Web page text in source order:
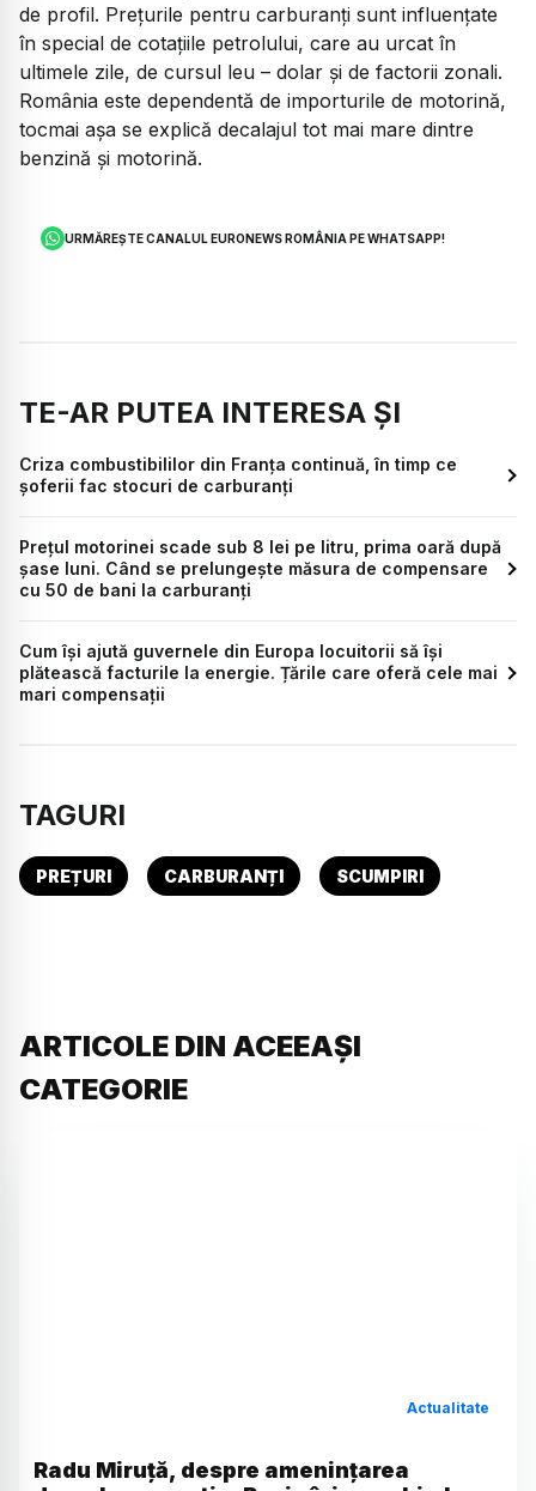
de profil. Prețurile pentru carburanți sunt influențate
în special de cotațiile petrolului, care au urcat în
ultimele zile, de cursul leu – dolar și de factorii zonali.
România este dependentă de importurile de motorină,
tocmai așa se explică decalajul tot mai mare dintre
benzină și motorină.
URMĂREȘTE CANALUL EURONEWS ROMÂNIA PE WHATSAPP!
TE-AR PUTEA INTERESA ȘI
Criza combustibililor din Franța continuă, în timp ce
șoferii fac stocuri de carburanți
Prețul motorinei scade sub 8 lei pe litru, prima oară după
șase luni. Când se prelungește măsura de compensare
cu 50 de bani la carburanți
Cum își ajută guvernele din Europa locuitorii să își
plătească facturile la energie. Țările care oferă cele mai
mari compensații
TAGURI
PREȚURI CARBURANȚI SCUMPIRI
ARTICOLE DIN ACEEAȘI
CATEGORIE
Actualitate
Radu Miruță, despre amenințarea